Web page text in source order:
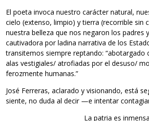
El poeta invoca nuestro carácter natural,
cielo (extenso, limpio) y tierra (recorrible sin
nuestra belleza que nos negaron los padres
cautivadora por ladina narrativa de los
transitemos siempre reptando: “abotargado
alas vestigiales/ atrofiadas por el desuso/
ferozmente humanas.”
José Ferreras, aclarado y visionando, está
siente, no duda al decir —e intentar
La patria es